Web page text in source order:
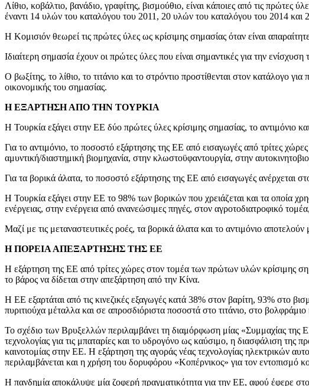
Λίθιο, κοβάλτιο, βανάδιο, γραφίτης, βισμούθιο, είναι κάποιες από τις πρώτες
έναντι 14 υλών του καταλόγου του 2011, 20 υλών του καταλόγου του 2014 και
Η Κομισιόν θεωρεί τις πρώτες ύλες ως κρίσιμης σημασίας όταν είναι
Ιδιαίτερη σημασία έχουν οι πρώτες ύλες που είναι σημαντικές για την ενίσχυση
Ο βωξίτης, το λίθιο, το τιτάνιο και το στρόντιο προστίθενται στον κατάλογο
οικονομικής του σημασίας.
Η ΕΞΑΡΤΗΣΗ ΑΠΟ ΤΗΝ ΤΟΥΡΚΙΑ
Η Τουρκία εξάγει στην ΕΕ δύο πρώτες ύλες κρίσιμης σημασίας, το αντιμόνιο
Για το αντιμόνιο, το ποσοστό εξάρτησης της ΕΕ από εισαγωγές από τρίτες
αμυντική/διαστημική βιομηχανία, στην κλωστοϋφαντουργία, στην
Για τα βορικά άλατα, το ποσοστό εξάρτησης της ΕΕ από εισαγωγές ανέρχεται
Η Τουρκία εξάγει στην ΕΕ το 98% των βορικών που χρειάζεται και τα οποία
ενέργειας, στην ενέργεια από ανανεώσιμες πηγές, στον αγροτοδιατροφικό
Μαζί με τις μεταναστευτικές ροές, τα βορικά άλατα και το αντιμόνιο
Η ΠΟΡΕΙΑ ΑΠΕΞΑΡΤΗΣΗΣ ΤΗΣ ΕΕ
Η εξάρτηση της ΕΕ από τρίτες χώρες στον τομέα των πρώτων υλών κρίσιμης
το βάρος να δίδεται στην απεξάρτηση από την Κίνα.
Η ΕΕ εξαρτάται από τις κινεζικές εξαγωγές κατά 38% στον βαρίτη, 93% στο
πυριτιούχα μέταλλα και σε απροσδιόριστα ποσοστά στο τιτάνιο, στο βολφράμιο
Το σχέδιο των Βρυξελλών περιλαμβάνει τη διαμόρφωση μίας «Συμμαχίας της
τεχνολογίας για τις μπαταρίες και το υδρογόνο ως καύσιμο, η διασφάλιση
καινοτομίας στην ΕΕ. Η εξάρτηση της αγοράς νέας τεχνολογίας ηλεκτρικών
περιλαμβάνεται και η χρήση του δορυφόρου «Κοπέρνικος» για τον εντοπισμό
Η πανδημία αποκάλυψε μία ζοφερή πραγματικότητα για την ΕΕ, αφού έφερε